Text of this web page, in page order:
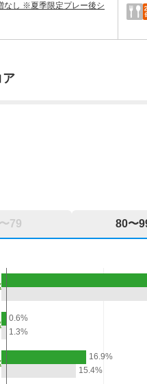
なし ※夏季限定プレー後シ
ア
〜79 80〜
0.6%
1.3%
16.9%
15.4%